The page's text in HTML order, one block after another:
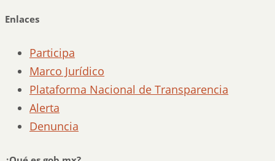
Enlaces
Participa
Marco Jurídico
Plataforma Nacional de Transparencia
Alerta
Denuncia